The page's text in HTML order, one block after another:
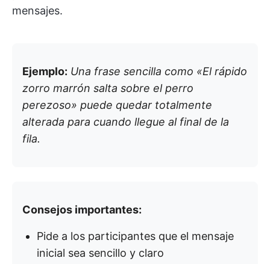
mensajes.
Ejemplo: Una frase sencilla como «El rápido
zorro marrón salta sobre el perro
perezoso» puede quedar totalmente
alterada para cuando llegue al final de la
fila.
Consejos importantes:
Pide a los participantes que el mensaje
inicial sea sencillo y claro